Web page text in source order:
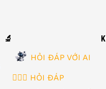
🔬
HỎI ĐÁP VỚI AI
🙋🏻‍♂️ HỎI ĐÁP